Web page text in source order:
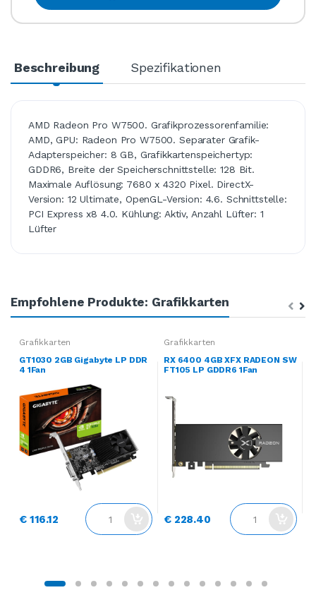
Beschreibung Spezifikationen
AMD Radeon Pro W7500. Grafikprozessorenfamilie:
AMD, GPU: Radeon Pro W7500. Separater Grafik-
Adapterspeicher: 8 GB, Grafikkartenspeichertyp:
GDDR6, Breite der Speicherschnittstelle: 128 Bit.
Maximale Auflösung: 7680 x 4320 Pixel. DirectX-
Version: 12 Ultimate, OpenGL-Version: 4.6. Schnittstelle:
PCI Express x8 4.0. Kühlung: Aktiv, Anzahl Lüfter: 1
Lüfter
Empfohlene Produkte: Grafikkarten
Grafikkarten
GT1030 2GB Gigabyte LP DDR
4 1Fan
€ 116.12
Grafikkarten
RX 6400 4GB XFX RADEON SW
FT105 LP GDDR6 1Fan
€ 228.40